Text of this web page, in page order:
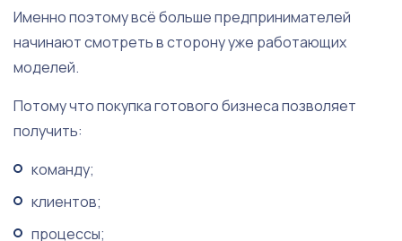
Именно поэтому всё больше предпринимателей
начинают смотреть в сторону уже работающих
моделей.
Потому что покупка готового бизнеса позволяет
получить:
команду;
клиентов;
процессы;